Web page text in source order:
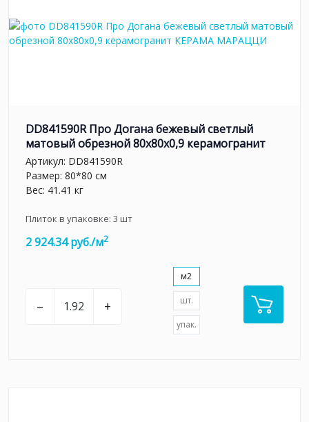
DD841590R Про Догана бежевый светлый
матовый обрезной 80x80x0,9 керамогранит
Артикул: DD841590R
Размер: 80*80 см
Вес: 41.41 кг
Плиток в упаковке: 3 шт
2 924.34 руб./м2
– +
м2
шт.
упак.